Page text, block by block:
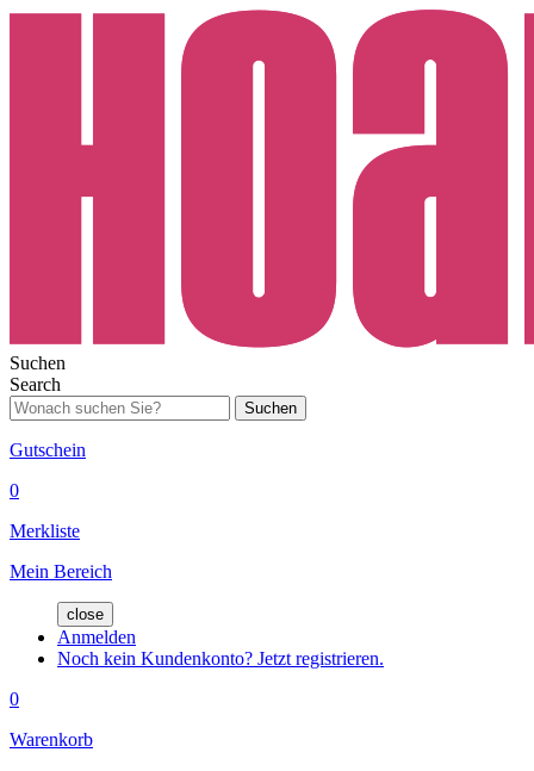
Suchen
Search
Suchen
Gutschein
0
Merkliste
Mein Bereich
close
Anmelden
Noch kein Kundenkonto? Jetzt registrieren.
0
Warenkorb